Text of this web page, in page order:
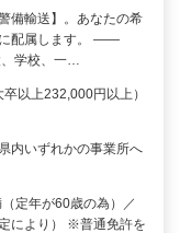
備輸送】。あなたの希
に配属します。 ――
学校、一…
以上232,000円以上）
内いずれかの事業所へ
定年が60歳の為）／
により） ※普通免許を